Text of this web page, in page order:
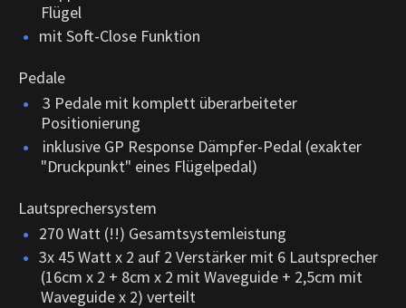
Flügel
mit Soft-Close Funktion
Pedale
3 Pedale mit komplett überarbeiteter
Positionierung
inklusive GP Response Dämpfer-Pedal (exakter
"Druckpunkt" eines Flügelpedal)
Lautsprechersystem
270 Watt (!!) Gesamtsystemleistung
3x 45 Watt x 2 auf 2 Verstärker mit 6 Lautsprecher
(16cm x 2 + 8cm x 2 mit Waveguide + 2,5cm mit
Waveguide x 2) verteilt